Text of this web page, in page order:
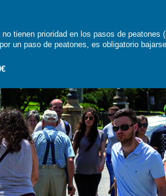
tienen prioridad en los pasos de peatones
un paso de peatones, es obligatorio